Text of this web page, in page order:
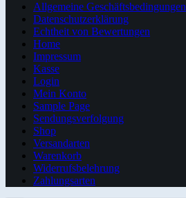
Allgemeine Geschäftsbedingungen
Datenschutzerklärung
Echtheit von Bewertungen
Home
Impressum
Kasse
Login
Mein Konto
Sample Page
Sendungsverfolgung
Shop
Versandarten
Warenkorb
Widerrufsbelehrung
Zahlungsarten